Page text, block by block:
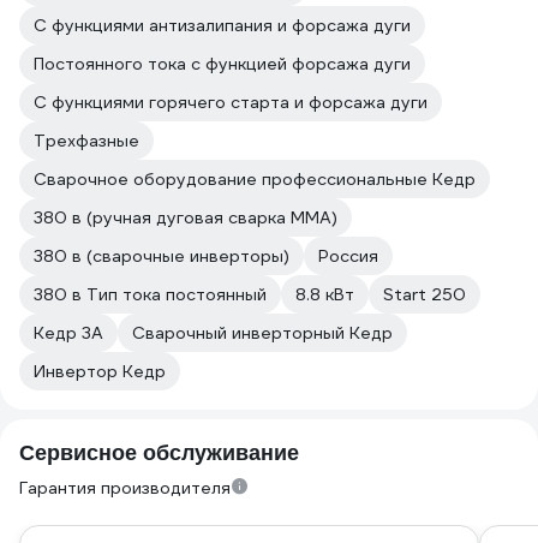
С функциями антизалипания и форсажа дуги
Постоянного тока с функцией форсажа дуги
С функциями горячего старта и форсажа дуги
Трехфазные
Сварочное оборудование профессиональные Кедр
380 в (ручная дуговая сварка MMA)
380 в (сварочные инверторы)
Россия
380 в Тип тока постоянный
8.8 кВт
Start 250
Кедр 3А
Сварочный инверторный Кедр
Инвертор Кедр
Сервисное обслуживание
Гарантия производителя